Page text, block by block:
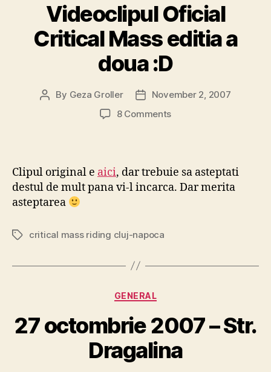
Videoclipul Oficial
Critical Mass editia a
doua :D
Post
By Geza Groller
PostNovember 2, 2007
8 Commentson
Mass
a
Clipul original e aici, dar trebuie sa asteptati
destul de mult pana vi-l incarca. Dar merita
asteptarea
Tagscritical mass riding cluj-napoca
Categories
GENERAL
27 octombrie 2007 – Str.
Dragalina